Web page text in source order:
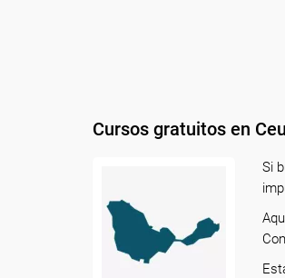
Cursos gratuitos en
Si